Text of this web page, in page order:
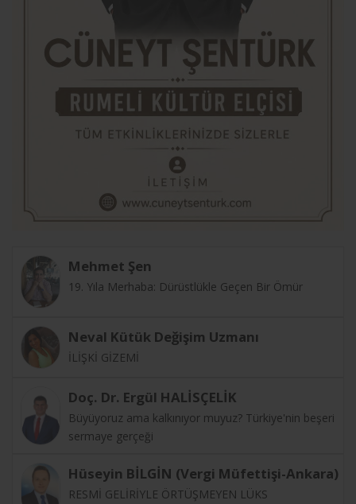
Mehmet Şen
19. Yıla Merhaba: Dürüstlükle Geçen Bir Ömür
Neval Kütük Değişim Uzmanı
İLİŞKİ GİZEMİ
Doç. Dr. Ergül HALİSÇELİK
Büyüyoruz ama kalkınıyor muyuz? Türkiye'nin beşeri
sermaye gerçeği
Hüseyin BİLGİN (Vergi Müfettişi-Ankara)
RESMİ GELİRİYLE ÖRTÜŞMEYEN LÜKS